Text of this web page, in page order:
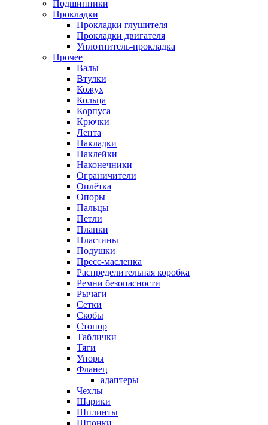
Подшипники
Прокладки
Прокладки глушителя
Прокладки двигателя
Уплотнитель-прокладка
Прочее
Валы
Втулки
Кожух
Кольца
Корпуса
Крючки
Лента
Накладки
Наклейки
Наконечники
Ограничители
Оплётка
Опоры
Пальцы
Петли
Планки
Пластины
Подушки
Пресс-масленка
Распределительная коробка
Ремни безопасности
Рычаги
Сетки
Скобы
Стопор
Таблички
Тяги
Упоры
Фланец
адаптеры
Чехлы
Шарики
Шплинты
Шпонки